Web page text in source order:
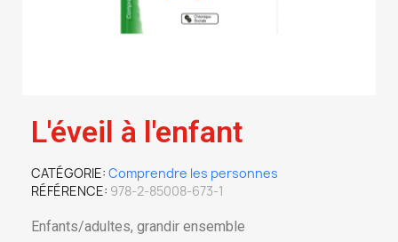
L'éveil à l'enfant
CATÉGORIE Comprendre les personnes
RÉFÉRENCE 978-2-85008-673-1
Enfants/adultes, grandir ensemble